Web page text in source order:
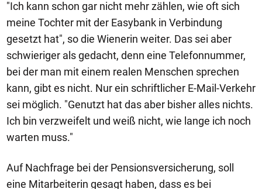
"Ich kann schon gar nicht mehr zählen, wie oft sich
meine Tochter mit der Easybank in Verbindung
gesetzt hat", so die Wienerin weiter. Das sei aber
schwieriger als gedacht, denn eine Telefonnummer,
bei der man mit einem realen Menschen sprechen
kann, gibt es nicht. Nur ein schriftlicher E-Mail-Verkehr
sei möglich. "Genutzt hat das aber bisher alles nichts.
Ich bin verzweifelt und weiß nicht, wie lange ich noch
warten muss."
Auf Nachfrage bei der Pensionsversicherung, soll
eine Mitarbeiterin gesagt haben, dass es bei